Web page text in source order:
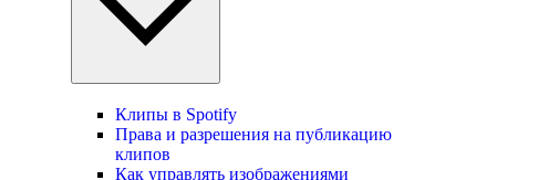
Клипы в Spotify
Права и разрешения на публикацию
клипов
Как управлять изображениями